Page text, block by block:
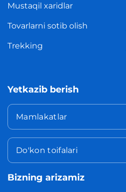
Mustaqil xaridlar
Tovarlarni sotib olish
Trekking
Yetkazib berish
Mamlakatlar
Do'kon toifalari
Bizning arizamiz